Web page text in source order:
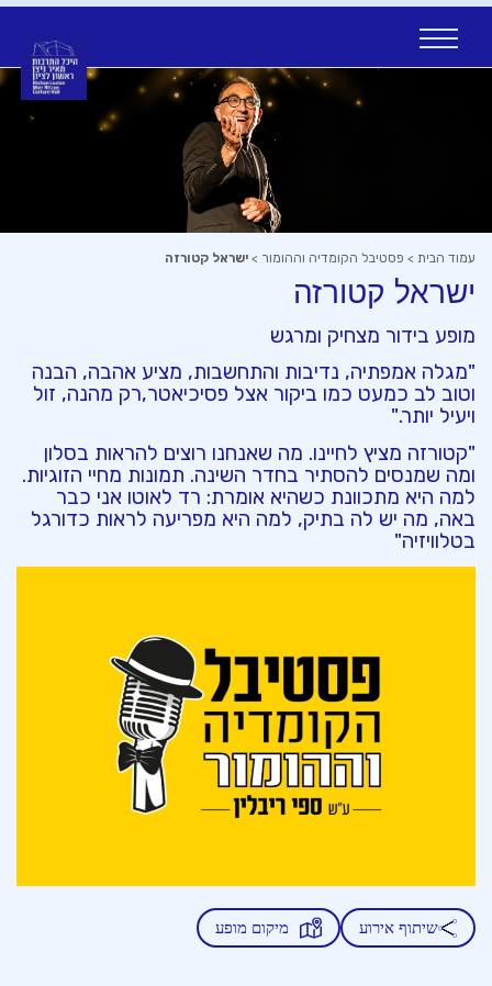
עמוד הבית > פסטיבל הקומדיה וההומור > ישראל קטורזה
ישראל קטורזה
מופע בידור מצחיק ומרגש
"מגלה אמפתיה, נדיבות והתחשבות, מציע אהבה, הבנה
וטוב לב כמעט כמו ביקור אצל פסיכיאטר,רק מהנה, זול
ויעיל יותר."
"קטורזה מציץ לחיינו. מה שאנחנו רוצים להראות בסלון
ומה שמנסים להסתיר בחדר השינה. תמונות מחיי הזוגיות.
למה היא מתכוונת כשהיא אומרת: רד לאוטו אני כבר
באה, מה יש לה בתיק, למה היא מפריעה לראות כדורגל
בטלוויזיה"
שיתוף אירוע מיקום מופע